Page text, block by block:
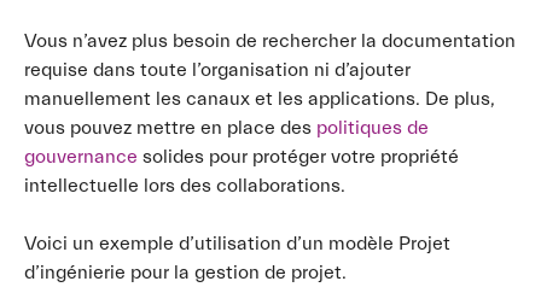
Vous n’avez plus besoin de rechercher la documentation
requise dans toute l’organisation ni d’ajouter
manuellement les canaux et les applications. De plus,
vous pouvez mettre en place des politiques de
gouvernance solides pour protéger votre propriété
intellectuelle lors des collaborations.
Voici un exemple d’utilisation d’un modèle Projet
d’ingénierie pour la gestion de projet.